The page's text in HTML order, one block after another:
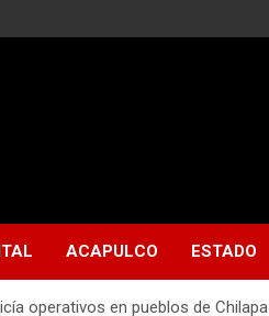
ACAPULCO ESTADO
operativos en pueblos de Chilapa